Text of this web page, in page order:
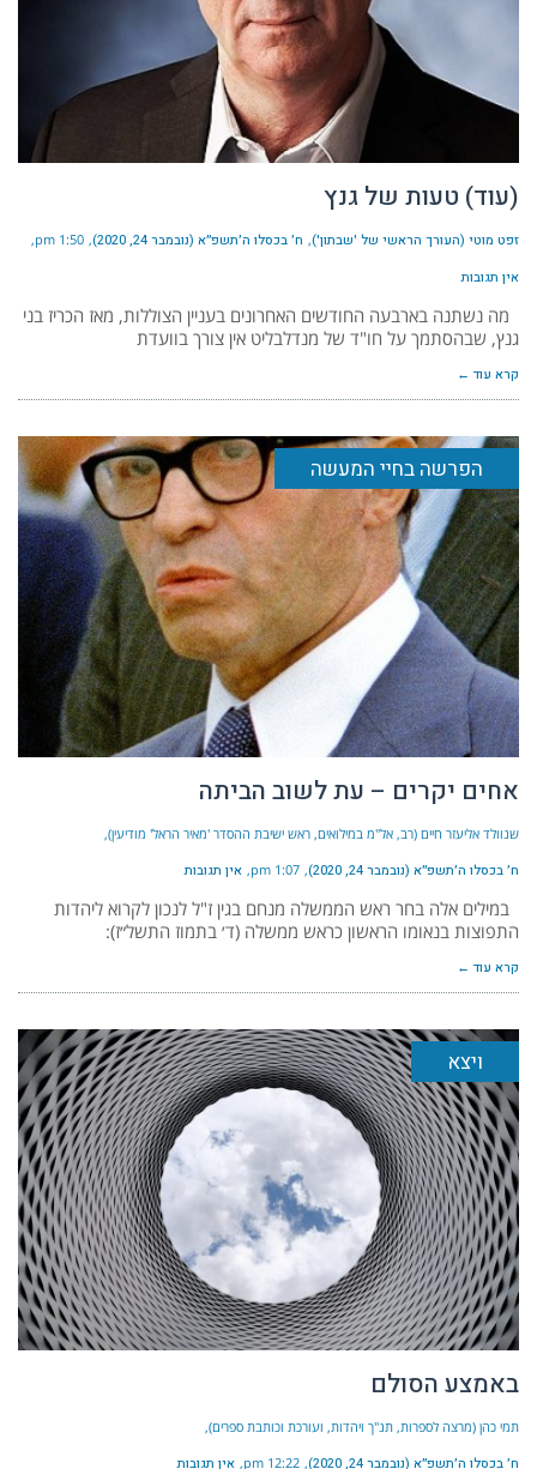
(עוד) טעות של גנץ
זפט מוטי (העורך הראשי של 'שבתון') ח׳ בכסלו ה׳תשפ״א (נובמבר 24, 2020) 1:50 pm
אין תגובות
מה נשתנה בארבעה החודשים האחרונים בעניין הצוללות, מאז הכריז בני
גנץ, שבהסתמך על חו"ד של מנדלבליט אין צורך בוועדת
קרא עוד ←
הפרשה בחיי המעשה
אחים יקרים – עת לשוב הביתה
שנוולד אליעזר חיים (רב, אל"מ במילואים, ראש ישיבת ההסדר 'מאיר הראל' מודיעין)
ח׳ בכסלו ה׳תשפ״א (נובמבר 24, 2020) 1:07 pm אין תגובות
במילים אלה בחר ראש הממשלה מנחם בגין ז"ל לנכון לקרוא ליהדות
התפוצות בנאומו הראשון כראש ממשלה (ד׳ בתמוז התשל״ז):
קרא עוד ←
ויצא
באמצע הסולם
תמי כהן (מרצה לספרות, תנ"ך ויהדות, ועורכת וכותבת ספרים)
ח׳ בכסלו ה׳תשפ״א (נובמבר 24, 2020) 12:22 pm אין תגובות